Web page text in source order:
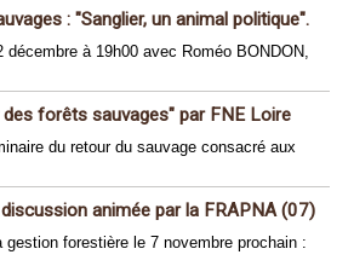
: "Sanglier, un animal politique".
décembre à 19h00 avec Roméo BONDON,
forêts sauvages" par FNE Loire
du retour du sauvage consacré aux
animée par la FRAPNA (07)
gestion forestière le 7 novembre prochain :